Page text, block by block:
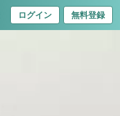
ログイン 無料登録